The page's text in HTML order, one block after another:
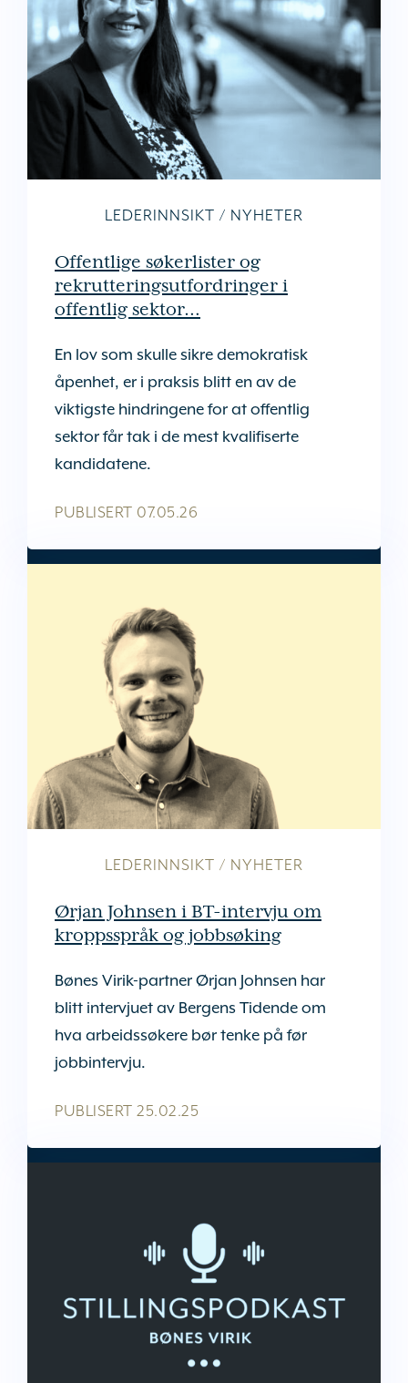
LEDERINNSIKT / NYHETER
Offentlige søkerlister og
rekrutteringsutfordringer i
offentlig sektor…
En lov som skulle sikre demokratisk
åpenhet, er i praksis blitt en av de
viktigste hindringene for at offentlig
sektor får tak i de mest kvalifiserte
kandidatene.
PUBLISERT 07.05.26
LEDERINNSIKT / NYHETER
Ørjan Johnsen i BT-intervju om
kroppsspråk og jobbsøking
Bønes Virik-partner Ørjan Johnsen har
blitt intervjuet av Bergens Tidende om
hva arbeidssøkere bør tenke på før
jobbintervju.
PUBLISERT 25.02.25